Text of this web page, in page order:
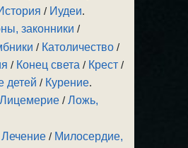
/ Иудеи.
законники /
/ Католичество /
/ Конец света / Крест /
детей / Курение.
Лицемерие /Ложь,
/ Милосердие,